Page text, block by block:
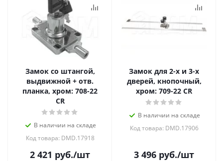
Замок со штангой,
выдвижной + отв.
планка, хром: 708-22
CR
В наличии на складе
Код товара: DMD.17918
2 421 руб./шт
Замок для 2-х и 3-х
дверей, кнопочный,
хром: 709-22 CR
В наличии на складе
Код товара: DMD.17906
3 496 руб./шт